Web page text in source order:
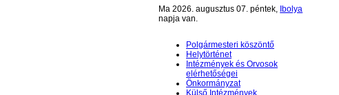
Ma 2026. augusztus 07. péntek, Ibolya
napja van.
Polgármesteri köszöntő
Helytörténet
Intézmények és Orvosok
elérhetőségei
Önkormányzat
Külső Intézmények